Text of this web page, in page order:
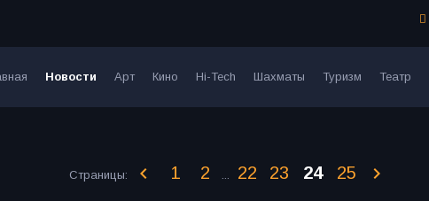
Новости Арт Кино Hi-Tech Шахматы Туризм Театр
Страницы: 1 2 ... 22 23 24 25